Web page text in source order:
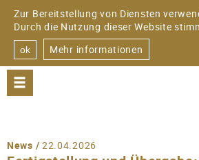
Zur Bereitstellung von Diensten
Durch die Nutzung dieser Website
ok Mehr informationen
WOHNEN
News / 22.04.2026